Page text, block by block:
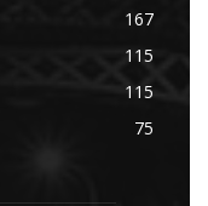
167
115
115
75